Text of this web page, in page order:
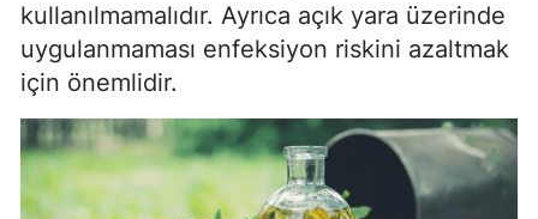
kullanılmamalıdır. Ayrıca açık yara üzerinde
uygulanmaması enfeksiyon riskini azaltmak
için önemlidir.